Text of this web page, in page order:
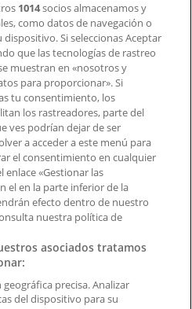
de marketing
el mapa
en la web o en la
1014socios almacenamos y
como datos de navegación o
Si seleccionas Aceptar
que las tecnologías de rastreo
muestran en «nosotros y
para proporcionar». Si
tu consentimiento, los
los rastreadores, parte del
ves podrían dejar de ser
a acceder a este menú para
el consentimiento en cualquier
«Gestionar las
el en la parte inferior de la
efecto dentro de nuestro
nuestra política de
asociados tratamos
precisa. Analizar
del dispositivo para su